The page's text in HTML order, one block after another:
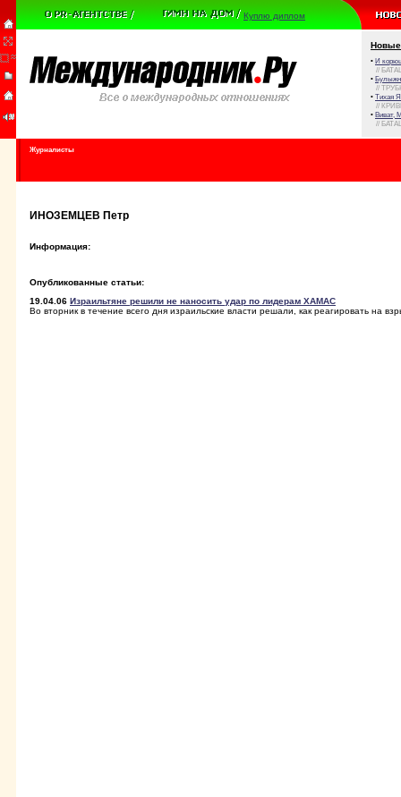
Куплю диплом
Новые
• И
//
•
//
• Тихая
//
• Виват,
//
Журналисты
ИНОЗЕМЦЕВ Петр
Информация:
Опубликованные статьи:
19.04.06 Израильтяне решили не наносить удар по лидерам ХАМАС
Во вторник в течение всего дня израильские власти решали, как реагировать на